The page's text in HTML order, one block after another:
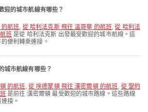
迎的城市航線有哪些？
的航班, 從 哈利法克斯 飛往 溫哥華 的航班,從 哈利法
班 是從 哈利法克斯 出發最受歡迎的城市航線。這
便利轉乘連接。
城市航線有哪些？
頓 的航班 , 從 埃德蒙頓 飛往 漢密爾頓 的航班, 從 聖約
是前往 漢密爾頓 最受歡迎的城市路線。這些路線
接。